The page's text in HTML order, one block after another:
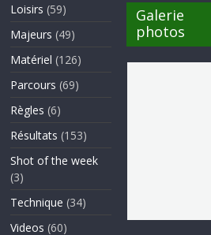
Loisirs (59)
Majeurs (49)
Matériel (126)
Parcours (69)
Règles (6)
Résultats (153)
Shot of the week
(3)
Technique (34)
Videos (60)
Galerie
photos